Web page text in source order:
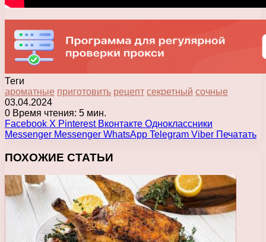
Теги
ароматные приготовить рецепт секретный сочные
03.04.2024
0 Время чтения: 5 мин.
Facebook X Pinterest Вконтакте Одноклассники
Messenger Messenger WhatsApp Telegram Viber Печатать
ПОХОЖИЕ СТАТЬИ